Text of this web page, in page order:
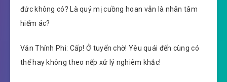
đức không có? Là quỷ mị cuồng hoan vẫn là nhân tâm
hiểm ác?
Văn Thính Phi: Cấp! Ở tuyến chờ! Yêu quái đến cùng có
thể hay không theo nếp xử lý nghiêm khắc!